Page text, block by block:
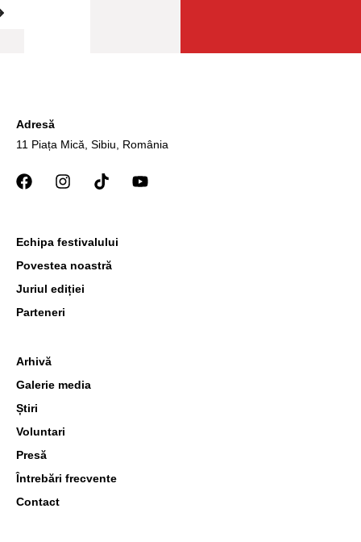
Adresă
11 Piața Mică, Sibiu, România
Arhivă
Galerie media
Știri
Voluntari
Presă
Întrebări frecvente
Contact
Echipa festivalului
Povestea noastră
Juriul ediției
Parteneri